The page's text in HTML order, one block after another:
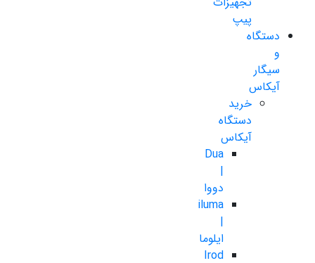
پیپ
دستگاه
و
سیگار
آیکاس
خرید
دستگاه
آیکاس
Dua
|
دووا
iluma
|
ایلوما
Irod